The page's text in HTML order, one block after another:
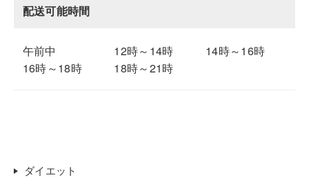
配送可能時間
午前中 12時～14時
14時～16時
16時～18時
18時～21時
ダイエット